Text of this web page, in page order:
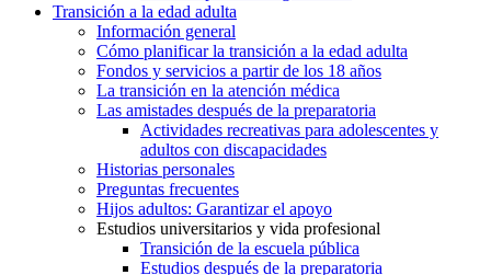
Transición a la edad adulta
Información general
Cómo planificar la transición a la edad adulta
Fondos y servicios a partir de los 18 años
La transición en la atención médica
Las amistades después de la preparatoria
Actividades recreativas para adolescentes y
adultos con discapacidades
Historias personales
Preguntas frecuentes
Hijos adultos: Garantizar el apoyo
Estudios universitarios y vida profesional
Transición de la escuela pública
Estudios después de la preparatoria